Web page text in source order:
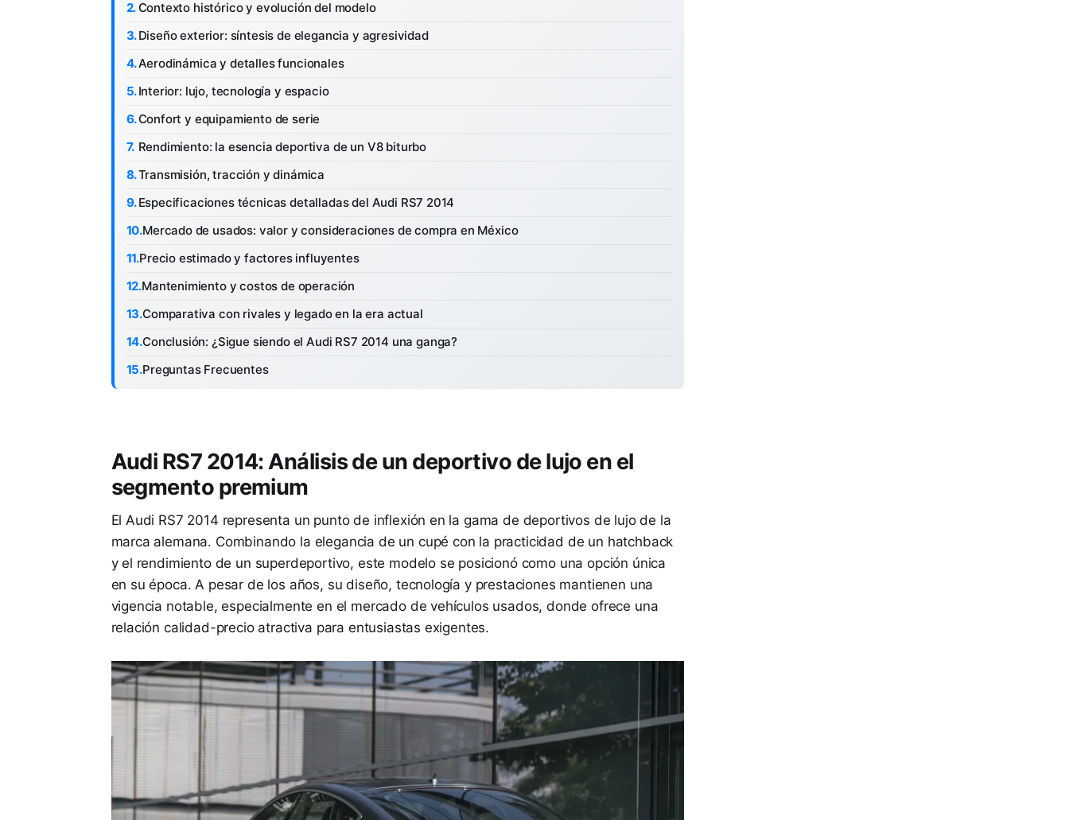
Contexto histórico y evolución del modelo
Diseño exterior: síntesis de elegancia y agresividad
Aerodinámica y detalles funcionales
Interior: lujo, tecnología y espacio
Confort y equipamiento de serie
Rendimiento: la esencia deportiva de un V8 biturbo
Transmisión, tracción y dinámica
Especificaciones técnicas detalladas del Audi RS7 2014
Mercado de usados: valor y consideraciones de compra en México
Precio estimado y factores influyentes
Mantenimiento y costos de operación
Comparativa con rivales y legado en la era actual
Conclusión: ¿Sigue siendo el Audi RS7 2014 una ganga?
Preguntas Frecuentes
Audi RS7 2014: Análisis de un deportivo de lujo en el
segmento premium
El Audi RS7 2014 representa un punto de inflexión en la gama de deportivos de lujo de la
marca alemana. Combinando la elegancia de un cupé con la practicidad de un hatchback
y el rendimiento de un superdeportivo, este modelo se posicionó como una opción única
en su época. A pesar de los años, su diseño, tecnología y prestaciones mantienen una
vigencia notable, especialmente en el mercado de vehículos usados, donde ofrece una
relación calidad-precio atractiva para entusiastas exigentes.